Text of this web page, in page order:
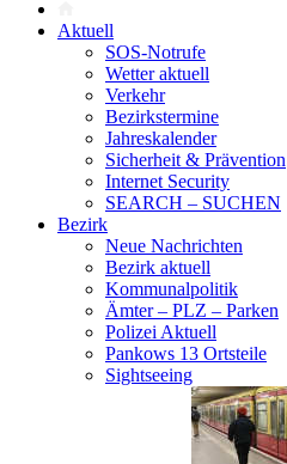
Aktuell
SOS-Notrufe
Wetter aktuell
Verkehr
Bezirkstermine
Jahreskalender
Sicherheit & Prävention
Internet Security
SEARCH – SUCHEN
Bezirk
Neue Nachrichten
Bezirk aktuell
Kommunalpolitik
Ämter – PLZ – Parken
Polizei Aktuell
Pankows 13 Ortsteile
Sightseeing